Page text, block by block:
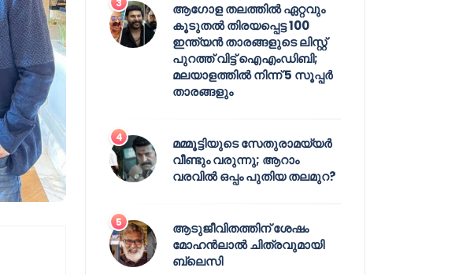
ആഗോള തലത്തിൽ ഏറ്റവും
കൂടുതൽ തിരയപ്പെട്ട 100
ഇന്ത്യൻ താരങ്ങളുടെ ലിസ്റ്റ്
പുറത്ത് വിട്ട് ഐഎംഡിബി;
മലയാളത്തിൽ നിന്ന് 5 സൂപ്പർ
താരങ്ങളും
മമ്മൂട്ടിയുടെ സേതുരാമയ്യർ
വീണ്ടും വരുന്നു; ആറാം
വരവിൽ ഒപ്പം പുതിയ തലമുറ?
ആടുജീവിതത്തിന് ശേഷം
മോഹൻലാൽ ചിത്രവുമായി
ബ്ലെസി